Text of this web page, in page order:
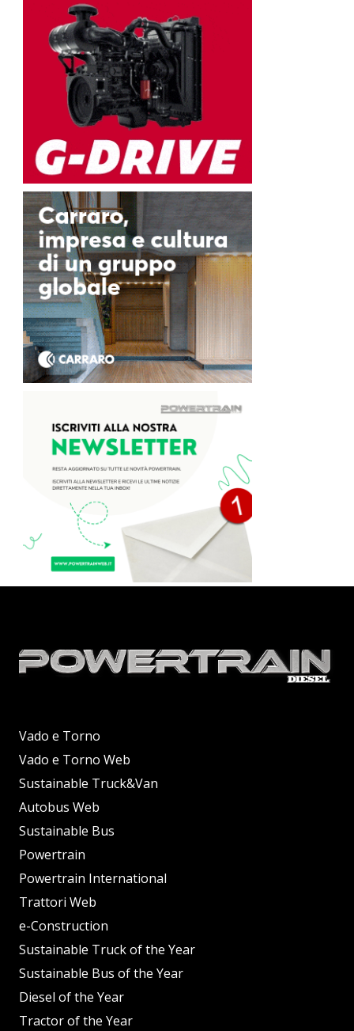
Vado e Torno
Vado e Torno Web
Sustainable Truck&Van
Autobus Web
Sustainable Bus
Powertrain
Powertrain International
Trattori Web
e-Construction
Sustainable Truck of the Year
Sustainable Bus of the Year
Diesel of the Year
Tractor of the Year